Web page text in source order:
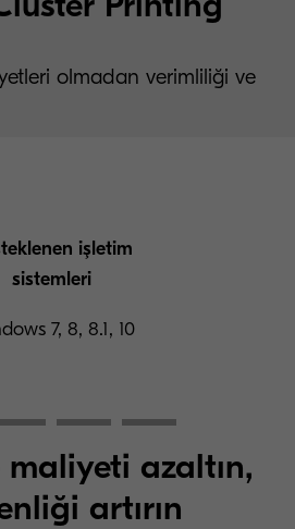
olmadan verimliliği ve
işletim
sistemleri
7, 8, 8.1, 10
azaltın,
artırın